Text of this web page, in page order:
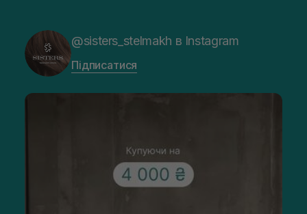
@sisters_stelmakh в Instagram
Підписатися